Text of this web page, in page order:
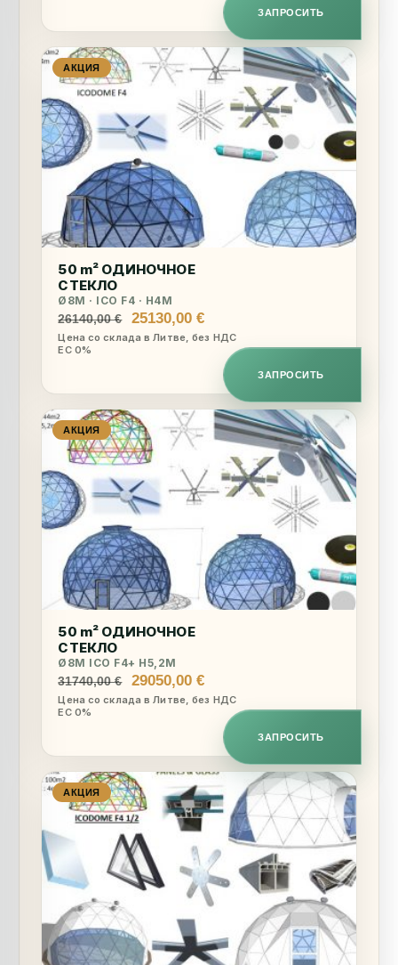
ЗАПРОСИТЬ
АКЦИЯ
50 m² ОДИНОЧНОЕ
СТЕКЛО
Ø8M · ICO F4 · H4M
26140,00€
Первоначальная
цена
25130,00€Текущая
цена:
25130,00 €.
Цена со склада в Литве, без НДС
ЕС 0%
ЗАПРОСИТЬ
АКЦИЯ
50 m² ОДИНОЧНОЕ
СТЕКЛО
Ø8M ICO F4+ H5,2M
31740,00€
Первоначальная
цена
29050,00€Текущая
цена:
29050,00 €.
Цена со склада в Литве, без НДС
ЕС 0%
ЗАПРОСИТЬ
АКЦИЯ